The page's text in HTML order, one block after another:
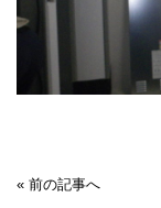
« 前の記事へ